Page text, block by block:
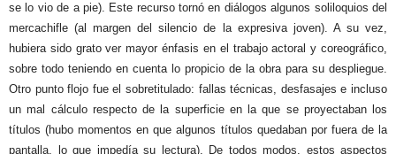
se lo vio de a pie). Este recurso tornó en diálogos algunos soliloquios del
mercachifle (al margen del silencio de la expresiva joven). A su vez,
hubiera sido grato ver mayor énfasis en el trabajo actoral y coreográfico,
sobre todo teniendo en cuenta lo propicio de la obra para su despliegue.
Otro punto flojo fue el sobretitulado: fallas técnicas, desfasajes e incluso
un mal cálculo respecto de la superficie en la que se proyectaban los
títulos (hubo momentos en que algunos títulos quedaban por fuera de la
pantalla, lo que impedía su lectura). De todos modos, estos aspectos